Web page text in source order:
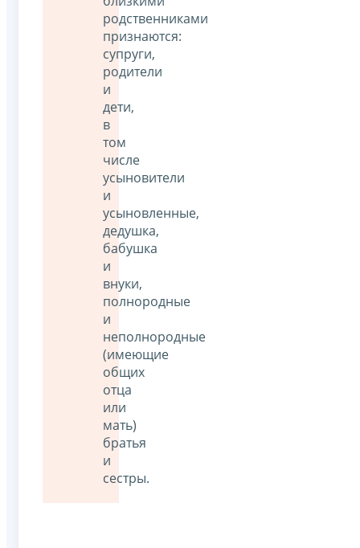
родственниками
признаются:
супруги,
родители
и
дети,
в
том
числе
усыновители
и
усыновленные,
дедушка,
бабушка
и
внуки,
полнородные
и
неполнородные
(имеющие
общих
отца
или
мать)
братья
и
сестры.